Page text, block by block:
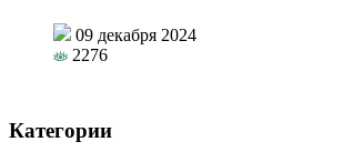
09 декабря 2024
2276
Категории